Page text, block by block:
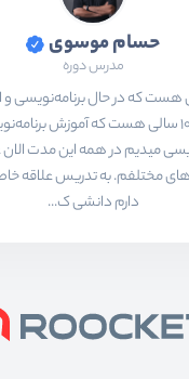
حسام موسوی
مدرس دوره
از ۱۵ سال هست که در حال
مختلف هستم و ۱۰ سالی هست که آموزش
میدیم در همه این مدت
مختلفم. به تدریس علاقه
دارم دانشی ک...